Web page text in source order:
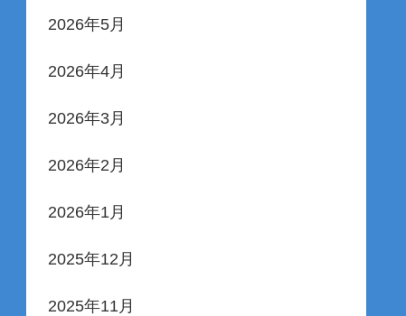
2026年5月
2026年4月
2026年3月
2026年2月
2026年1月
2025年12月
2025年11月